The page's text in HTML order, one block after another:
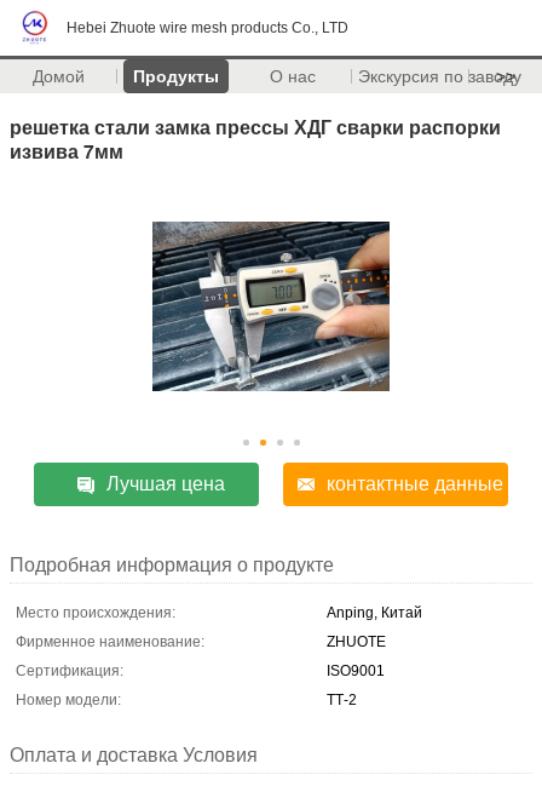
Hebei Zhuote wire mesh products Co., LTD
Домой Продукты О нас Экскурсия по заводу
>>
решетка стали замка прессы ХДГ сварки распорки
извива 7мм
Лучшая цена контактные данные
Подробная информация о продукте
Место происхождения:
Anping, Китай
Фирменное наименование:
ZHUOTE
Сертификация:
ISO9001
Номер модели:
ТТ-2
Оплата и доставка Условия